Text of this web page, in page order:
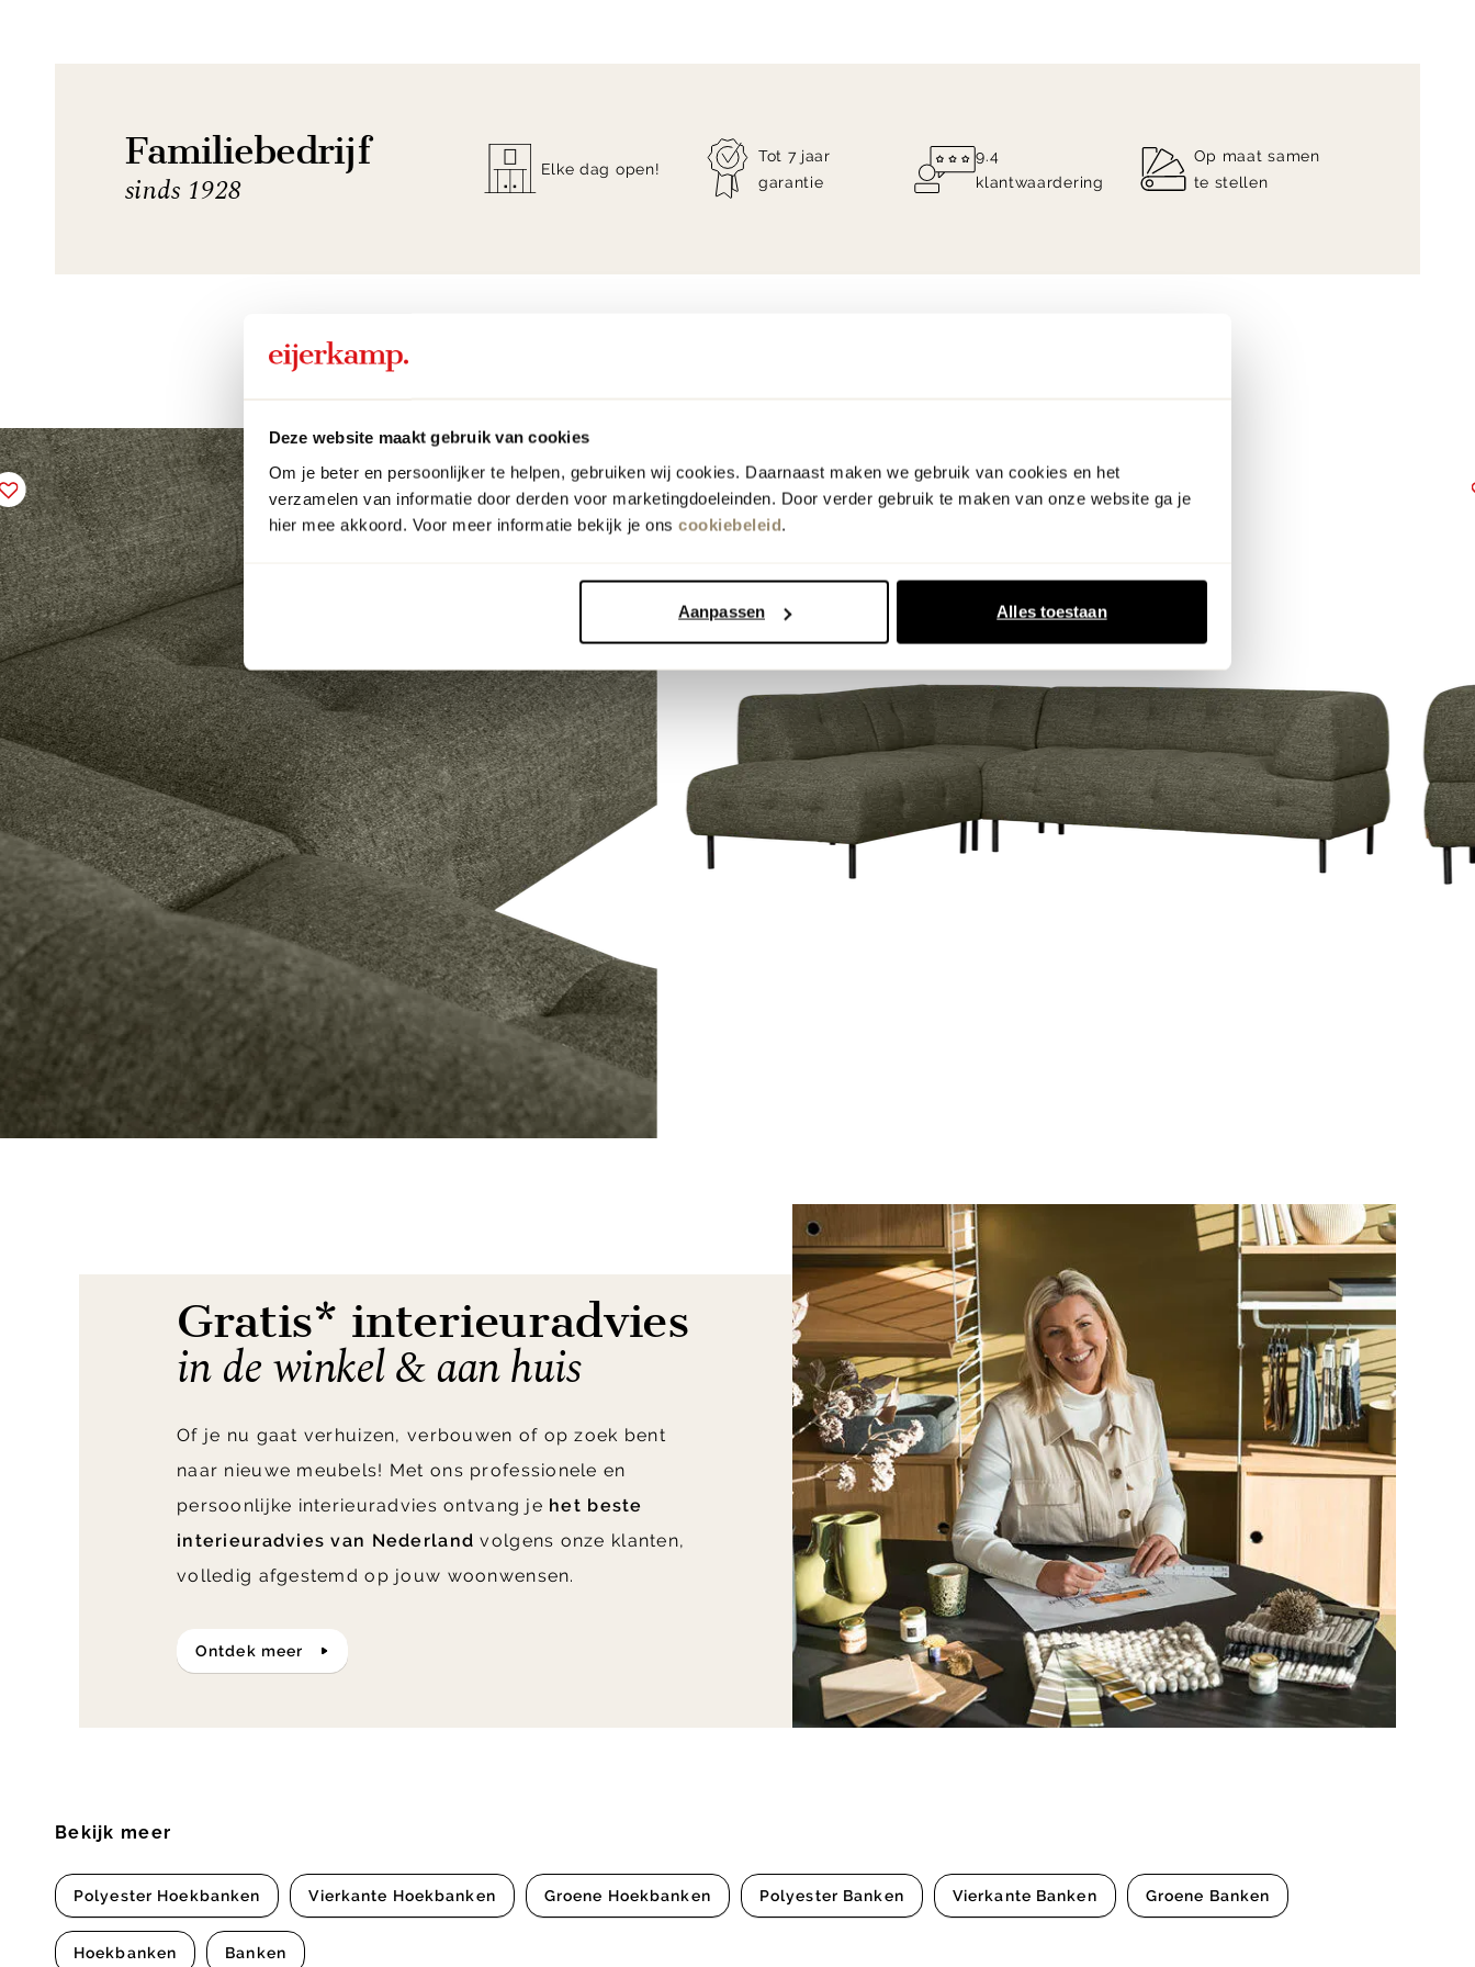
Deze website maakt gebruik van cookies
Om je beter en persoonlijker te helpen, gebruiken wij cookies. Daarnaast maken we gebruik van cookies en het
verzamelen van informatie door derden voor marketingdoeleinden. Door verder gebruik te maken van onze website ga je
hier mee akkoord. Voor meer informatie bekijk je ons cookiebeleid.
Aanpassen Alles toestaan
Familiebedrijf
sinds 1928
Elke dag open!
Tot 7 jaar
garantie
9.4
klantwaardering
Op maat samen
te stellen
Gratis* interieuradvies
in de winkel & aan huis
Of je nu gaat verhuizen, verbouwen of op zoek bent
naar nieuwe meubels! Met ons professionele en
persoonlijke interieuradvies ontvang je het beste
interieuradvies van Nederland volgens onze klanten,
volledig afgestemd op jouw woonwensen.
ontdek meer
Bekijk meer
Polyester Hoekbanken Vierkante Hoekbanken Groene Hoekbanken Polyester Banken Vierkante Banken Groene Banken
Hoekbanken Banken